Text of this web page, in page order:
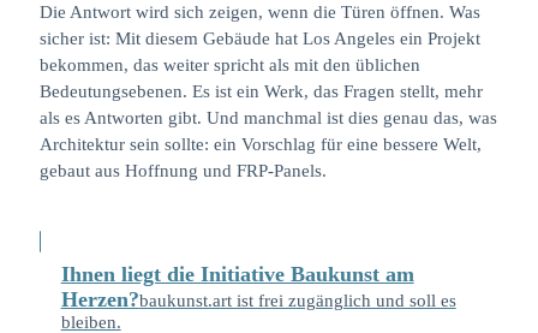
Die Antwort wird sich zeigen, wenn die Türen öffnen. Was
sicher ist: Mit diesem Gebäude hat Los Angeles ein Projekt
bekommen, das weiter spricht als mit den üblichen
Bedeutungsebenen. Es ist ein Werk, das Fragen stellt, mehr
als es Antworten gibt. Und manchmal ist dies genau das, was
Architektur sein sollte: ein Vorschlag für eine bessere Welt,
gebaut aus Hoffnung und FRP-Panels.
Ihnen liegt die Initiative Baukunst am
Herzen?baukunst.art ist frei zugänglich und soll es
bleiben.